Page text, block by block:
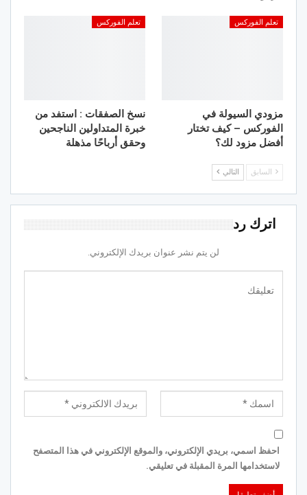
تعلم الفوركس
مزودي السيولة في
الفوركس – كيف تختار
أفضل مزود لك؟
تعلم الفوركس
نسخ الصفقات : استفد من
خبرة المتداولين الناجحين
وحقق أرباحًا مذهلة
السابق التالي
اترك رد
لن يتم نشر عنوان بريدك الإلكتروني.
احفظ اسمي، بريدي الإلكتروني، والموقع الإلكتروني في هذا المتصفح
لاستخدامها المرة المقبلة في تعليقي.